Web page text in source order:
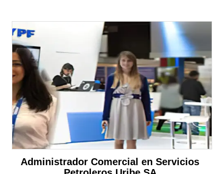
Administrador Comercial en Servicios